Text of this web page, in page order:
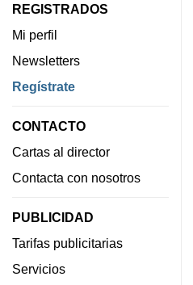
REGISTRADOS
Mi perfil
Newsletters
Regístrate
CONTACTO
Cartas al director
Contacta con nosotros
PUBLICIDAD
Tarifas publicitarias
Servicios